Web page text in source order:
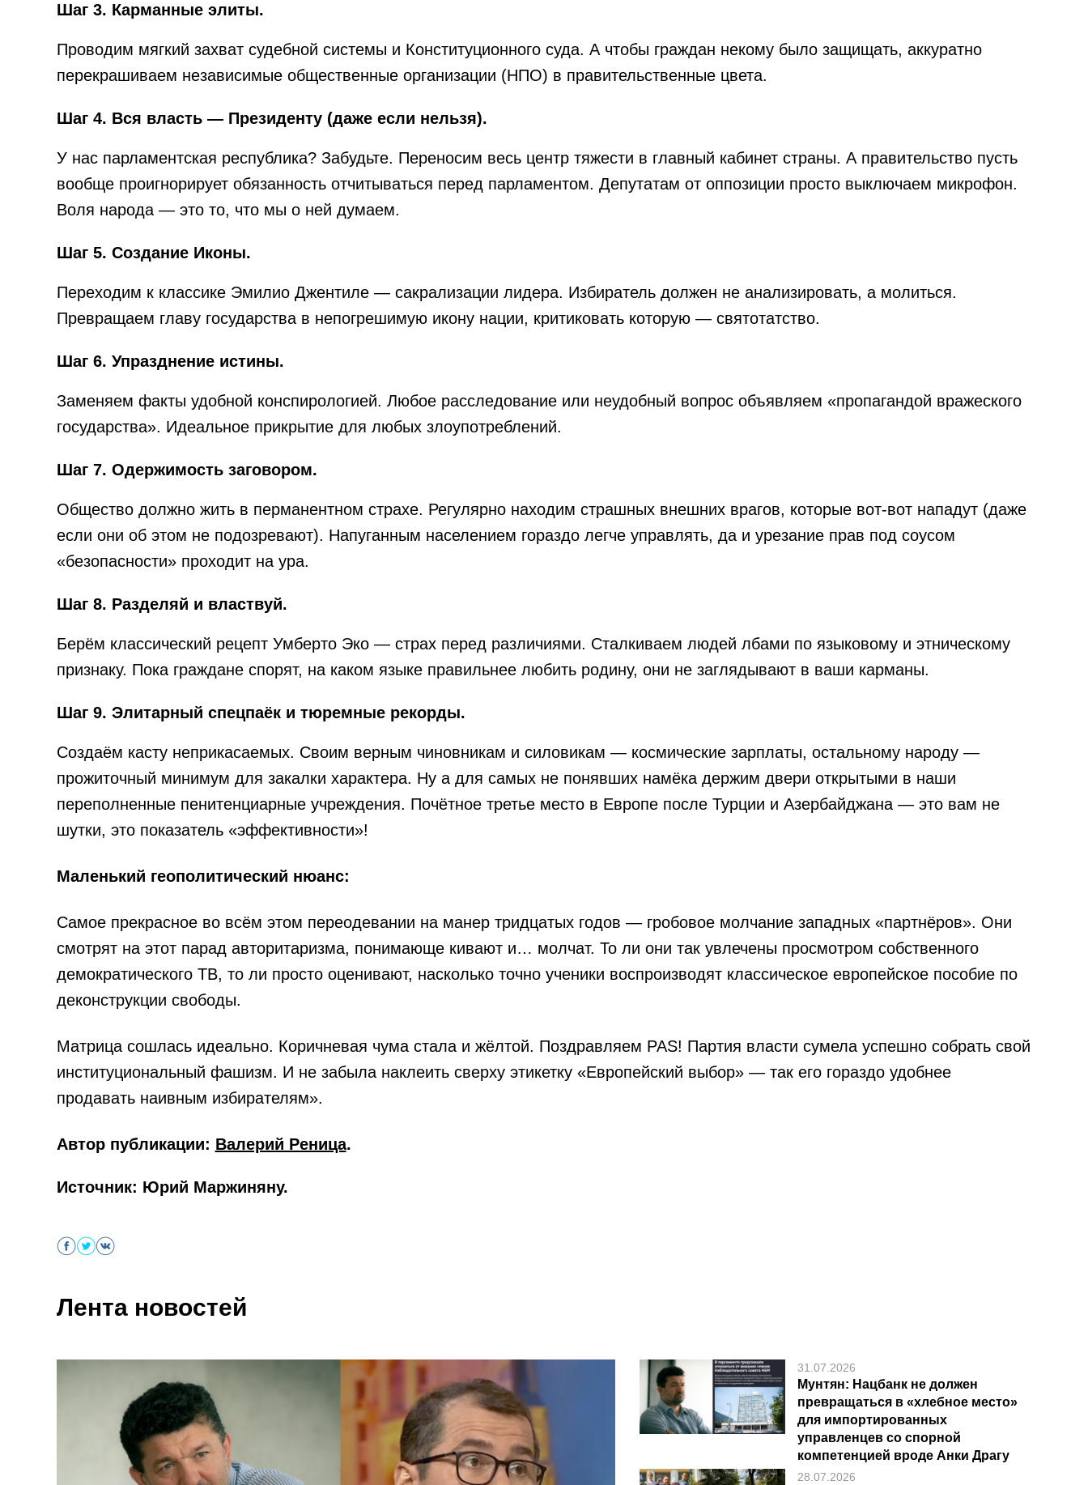
Шаг 3. Карманные элиты.
Проводим мягкий захват судебной системы и Конституционного суда. А чтобы граждан некому было защищать, аккуратно
перекрашиваем независимые общественные организации (НПО) в правительственные цвета.
Шаг 4. Вся власть — Президенту (даже если нельзя).
У нас парламентская республика? Забудьте. Переносим весь центр тяжести в главный кабинет страны. А правительство пусть
вообще проигнорирует обязанность отчитываться перед парламентом. Депутатам от оппозиции просто выключаем микрофон.
Воля народа — это то, что мы о ней думаем.
Шаг 5. Создание Иконы.
Переходим к классике Эмилио Джентиле — сакрализации лидера. Избиратель должен не анализировать, а молиться.
Превращаем главу государства в непогрешимую икону нации, критиковать которую — святотатство.
Шаг 6. Упразднение истины.
Заменяем факты удобной конспирологией. Любое расследование или неудобный вопрос объявляем «пропагандой вражеского
государства». Идеальное прикрытие для любых злоупотреблений.
Шаг 7. Одержимость заговором.
Общество должно жить в перманентном страхе. Регулярно находим страшных внешних врагов, которые вот-вот нападут (даже
если они об этом не подозревают). Напуганным населением гораздо легче управлять, да и урезание прав под соусом
«безопасности» проходит на ура.
Шаг 8. Разделяй и властвуй.
Берём классический рецепт Умберто Эко — страх перед различиями. Сталкиваем людей лбами по языковому и этническому
признаку. Пока граждане спорят, на каком языке правильнее любить родину, они не заглядывают в ваши карманы.
Шаг 9. Элитарный спецпаёк и тюремные рекорды.
Создаём касту неприкасаемых. Своим верным чиновникам и силовикам — космические зарплаты, остальному народу —
прожиточный минимум для закалки характера. Ну а для самых не понявших намёка держим двери открытыми в наши
переполненные пенитенциарные учреждения. Почётное третье место в Европе после Турции и Азербайджана — это вам не
шутки, это показатель «эффективности»!
Маленький геополитический нюанс:
Самое прекрасное во всём этом переодевании на манер тридцатых годов — гробовое молчание западных «партнёров». Они
смотрят на этот парад авторитаризма, понимающе кивают и… молчат. То ли они так увлечены просмотром собственного
демократического ТВ, то ли просто оценивают, насколько точно ученики воспроизводят классическое европейское пособие по
деконструкции свободы.
Матрица сошлась идеально. Коричневая чума стала и жёлтой. Поздравляем PAS! Партия власти сумела успешно собрать свой
институциональный фашизм. И не забыла наклеить сверху этикетку «Европейский выбор» — так его гораздо удобнее
продавать наивным избирателям».
Автор публикации: Валерий Реница.
Источник: Юрий Маржиняну.
Лента новостей
31.07.2026
Мунтян: Нацбанк не должен
превращаться в «хлебное место»
для импортированных
управленцев со спорной
компетенцией вроде Анки Драгу
28.07.2026